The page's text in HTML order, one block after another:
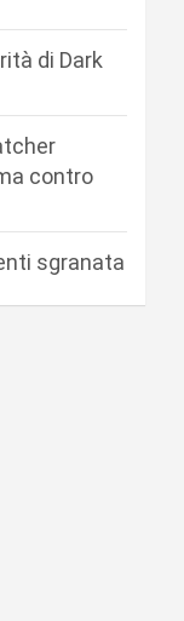
di Dark
contro
sgranata